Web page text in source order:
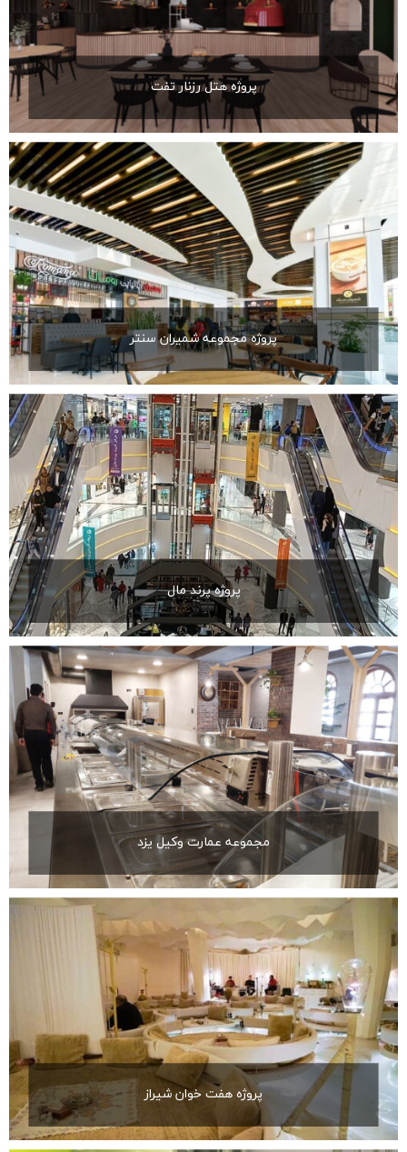
پروژه هتل رزنار تفت
پروژه مجموعه شمیران سنتر
پروژه پرند مال
مجموعه عمارت وکیل یزد
پروژه هفت خوان شیراز